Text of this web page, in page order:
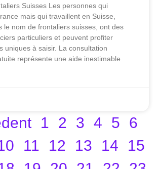
Suisses Les personnes qui
mais qui travaillent en Suisse,
le nom de frontaliers suisses, ont des
particuliers et peuvent profiter
uniques à saisir. La consultation
représente une aide inestimable
1 2 3 4 5 6
11 12 13 14
15